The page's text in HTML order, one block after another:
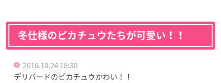
冬仕様のピカチュウたちが可愛い！！
2016.10.24 18:30
デリバードのピカチュウかわい！！